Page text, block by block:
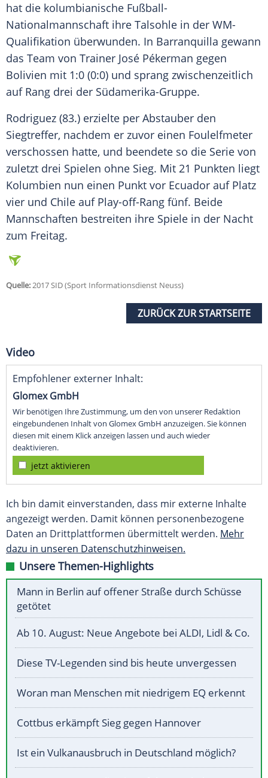
hat die kolumbianische Fußball-
Nationalmannschaft ihre Talsohle in der WM-
Qualifikation überwunden. In Barranquilla gewann
das Team von Trainer José Pékerman gegen
Bolivien mit 1:0 (0:0) und sprang zwischenzeitlich
auf Rang drei der Südamerika-Gruppe.
Rodriguez (83.) erzielte per Abstauber den
Siegtreffer, nachdem er zuvor einen Foulelfmeter
verschossen hatte, und beendete so die Serie von
zuletzt drei Spielen ohne Sieg. Mit 21 Punkten liegt
Kolumbien nun einen Punkt vor Ecuador auf Platz
vier und Chile auf Play-off-Rang fünf. Beide
Mannschaften bestreiten ihre Spiele in der Nacht
zum Freitag.
Quelle:2017 SID (Sport Informationsdienst Neuss)
ZURÜCK ZUR STARTSEITE
Video
Empfohlener externer Inhalt:
Glomex GmbH
Wir benötigen Ihre Zustimmung, um den von unserer Redaktion
eingebundenen Inhalt von Glomex GmbH anzuzeigen. Sie können
diesen mit einem Klick anzeigen lassen und auch wieder
deaktivieren.
jetzt aktivieren
Ich bin damit einverstanden, dass mir externe Inhalte
angezeigt werden. Damit können personenbezogene
Daten an Drittplattformen übermittelt werden. Mehr
dazu in unseren Datenschutzhinweisen.
Unsere Themen-Highlights
Mann in Berlin auf offener Straße durch Schüsse
getötet
Ab 10. August: Neue Angebote bei ALDI, Lidl & Co.
Diese TV-Legenden sind bis heute unvergessen
Woran man Menschen mit niedrigem EQ erkennt
Cottbus erkämpft Sieg gegen Hannover
Ist ein Vulkanausbruch in Deutschland möglich?